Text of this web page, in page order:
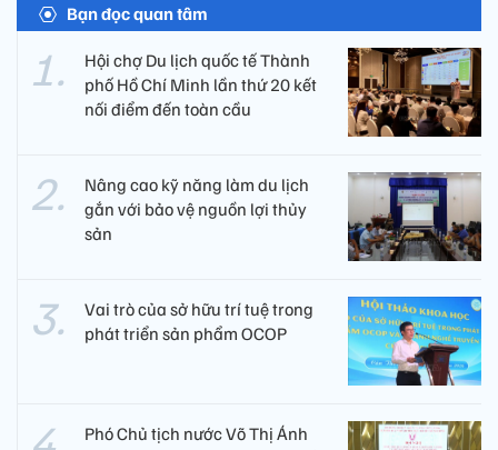
Bạn đọc quan tâm
Hội chợ Du lịch quốc tế Thành
phố Hồ Chí Minh lần thứ 20 kết
nối điểm đến toàn cầu
Nâng cao kỹ năng làm du lịch
gắn với bảo vệ nguồn lợi thủy
sản
Vai trò của sở hữu trí tuệ trong
phát triển sản phẩm OCOP
Phó Chủ tịch nước Võ Thị Ánh